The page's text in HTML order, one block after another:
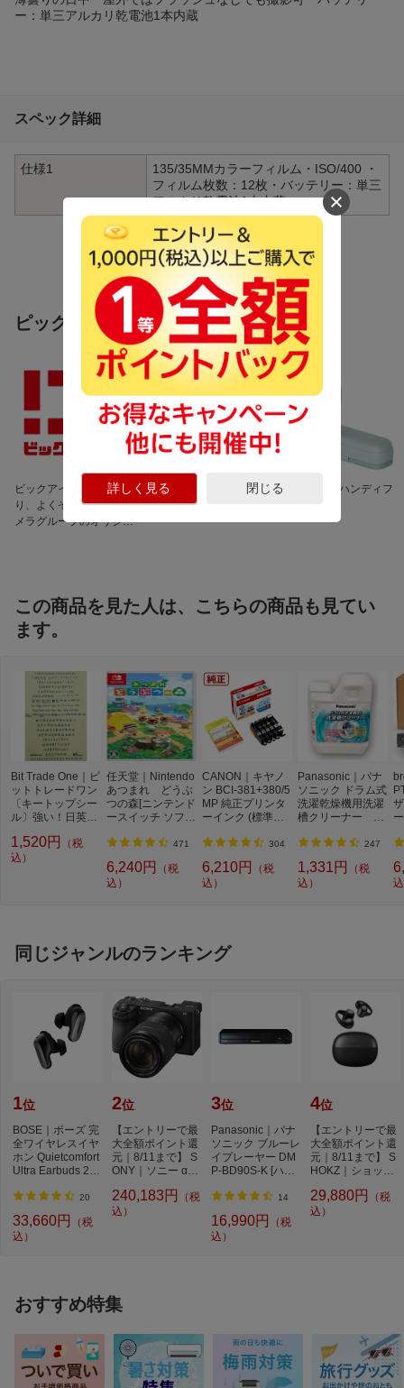
詳しく見る 閉じる
ー：単三アルカリ乾電池1本内蔵
スペック詳細
仕様1
135/35MMカラーフィルム・ISO/400 ・
フィルム枚数：12枚・バッテリー：単三
アルカリ乾電池1本内蔵
ピックアップ商品
ビックアイデア 良いよ
り、よくぞ。 ビックカ
メラグループのオリジナ
話題の保冷剤が勢ぞろ
い！
暑さ対策に ハンディフ
この商品を見た人は、こちらの商品も見てい
ます。
Bit Trade One｜ビ
ットトレードワン
〔キートップシー
ル〕強い！日英対
プシールセット ブ
ルー DYKTSBL
1,520円
（税
込）
任天堂｜Nintendo
あつまれ どうぶ
つの森[ニンテンド
ースイッチ ソフ
471
6,240円
（税
込）
CANON｜キヤノ
ン BCI-381+380/5
MP 純正プリンタ
ーインク (標準容
3813805MP] 304
6,210円
（税
込）
Panasonic｜パナ
ソニック ドラム式
洗濯乾燥機用洗濯
槽クリーナー N-
機 洗浄 洗剤 750m
247
1,331円
（税
込）
T
同じジャンルのランキング
1位
BOSE｜ボーズ 完
全ワイヤレスイヤ
ホン Quietcomfort
Ultra Earbuds 2nd
U...
20
33,660円
（税
込）
2位
【エントリーで最
大全額ポイント還
元｜8/11まで】 S
ONY｜ソニー α67
240,183円
（税
込）
3位
Panasonic｜パナ
ソニック ブルーレ
イプレーヤー DM
P-BD90S-K [ハイ
用...
14
16,990円
（税
込）
4位
【エントリーで最
大全額ポイント還
元｜8/11まで】 S
HOKZ｜ショック
ス...
29,880円
（税
込）
おすすめ特集